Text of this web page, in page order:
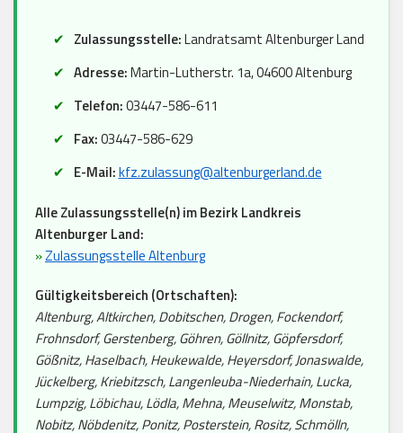
Zulassungsstelle:Landratsamt Altenburger Land
Adresse:Martin-Lutherstr. 1a, 04600 Altenburg
Telefon:03447-586-611
Fax:03447-586-629
E-Mail:kfz.zulassung@altenburgerland.de
Alle Zulassungsstelle(n) im Bezirk Landkreis
Altenburger Land:
»Zulassungsstelle Altenburg
Gültigkeitsbereich (Ortschaften):
Altenburg, Altkirchen, Dobitschen, Drogen, Fockendorf,
Frohnsdorf, Gerstenberg, Göhren, Göllnitz, Göpfersdorf,
Gößnitz, Haselbach, Heukewalde, Heyersdorf, Jonaswalde,
Jückelberg, Kriebitzsch, Langenleuba-Niederhain, Lucka,
Lumpzig, Löbichau, Lödla, Mehna, Meuselwitz, Monstab,
Nobitz, Nöbdenitz, Ponitz, Posterstein, Rositz, Schmölln,